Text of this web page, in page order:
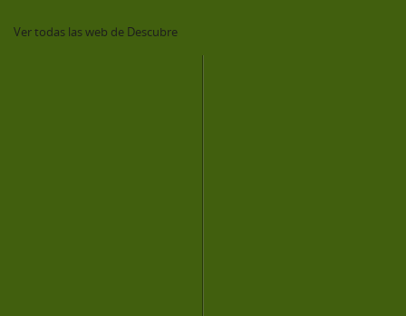
Ver todas las web de Descubre